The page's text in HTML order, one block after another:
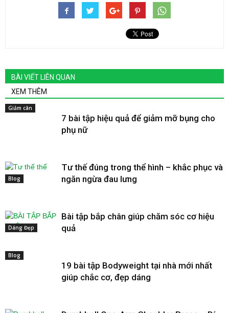
BÀI VIẾT LIÊN QUAN
XEM THÊM
Giảm cân
7 bài tập hiệu quả để giảm mỡ bụng cho
phụ nữ
Blog
Tư thế đúng trong thể hình – khắc phục và
ngăn ngừa đau lưng
Dáng Đẹp
Bài tập bắp chân giúp chăm sóc cơ hiệu
quả
Blog
19 bài tập Bodyweight tại nhà mới nhất
giúp chắc cơ, đẹp dáng